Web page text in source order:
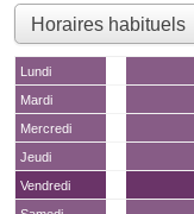
Lundi
Mardi
Mercredi
Jeudi
Vendredi